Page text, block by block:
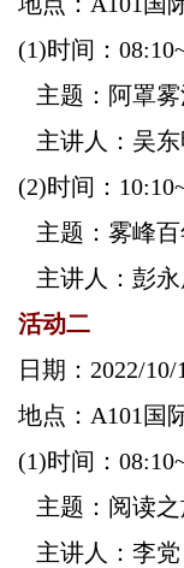
(1)时间：
主题： 阿罩
主讲人： 吴东
(2)时间：
主题： 雾峰
主讲人： 彭
活动二
日期： 2022/10/
地点： A101 国
(1)时间：
主题： 阅读
主讲人： 李党